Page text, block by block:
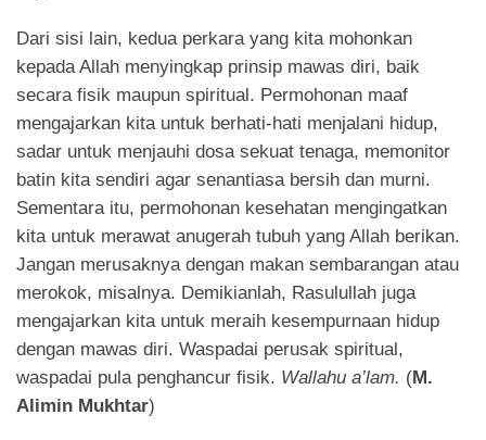
Dari sisi lain, kedua perkara yang kita mohonkan
kepada Allah menyingkap prinsip mawas diri, baik
secara fisik maupun spiritual. Permohonan maaf
mengajarkan kita untuk berhati-hati menjalani hidup,
sadar untuk menjauhi dosa sekuat tenaga, memonitor
batin kita sendiri agar senantiasa bersih dan murni.
Sementara itu, permohonan kesehatan mengingatkan
kita untuk merawat anugerah tubuh yang Allah berikan.
Jangan merusaknya dengan makan sembarangan atau
merokok, misalnya. Demikianlah, Rasulullah juga
mengajarkan kita untuk meraih kesempurnaan hidup
dengan mawas diri. Waspadai perusak spiritual,
waspadai pula penghancur fisik. Wallahu a’lam. (M.
Alimin Mukhtar)